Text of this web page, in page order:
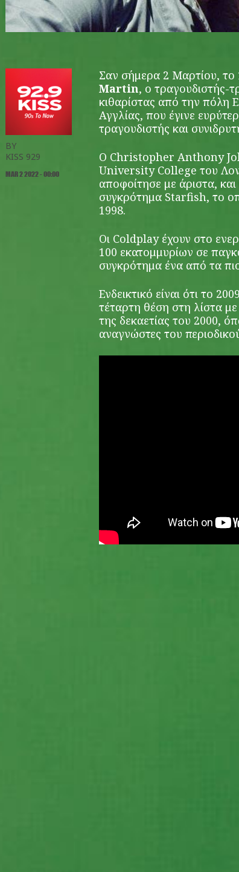
BY
KISS 929
MAR 2 2022 - 00:00
Σαν σήμερα 2 Μαρτίου, το
Martin, ο τραγουδιστής-
κιθαρίστας από την πόλη
Αγγλίας, που έγινε
τραγουδιστής και
Ο Christopher Anthony
University College του
αποφοίτησε με άριστα,
συγκρότημα Starfish, το
1998.
Οι Coldplay έχουν στο
100 εκατομμυρίων σε
συγκρότημα ένα από τα
Ενδεικτικό είναι ότι το
τέταρτη θέση στη λίστα
της δεκαετίας του 2000,
αναγνώστες του